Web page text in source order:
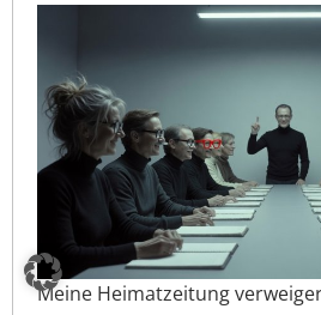
Meine Heimatzeitung